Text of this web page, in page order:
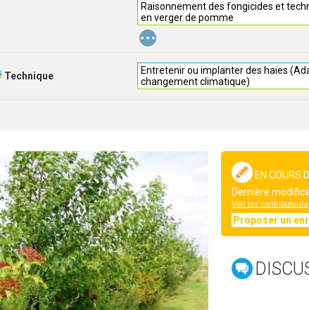
Raisonnement des fongicides et
en verger de pomme
...
Technique
Entretenir ou implanter des haies
changement climatique)
EN COURS
Dernière
Voir les contributeurs
Proposer un